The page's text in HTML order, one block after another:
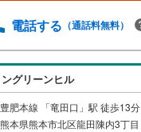
電話する （通話料無料）
グリーンヒル
豊肥本線 「竜田口」駅 徒歩13分
熊本県熊本市北区龍田陳内3丁目